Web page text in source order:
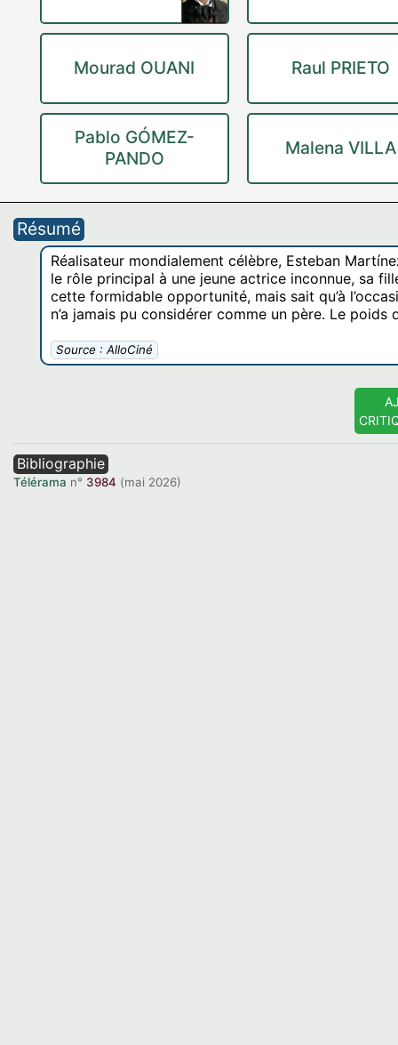
Mourad OUANI Raul PRIETO
Pablo GÓMEZ-
PANDO
Malena VILLA
Résumé
Réalisateur mondialement célèbre, Esteban
le rôle principal à une jeune actrice inconnue, sa
cette formidable opportunité, mais sait qu’à
n’a jamais pu considérer comme un père. Le
Source : AlloCiné
Bibliographie
Télérama n° 3984 (mai 2026)